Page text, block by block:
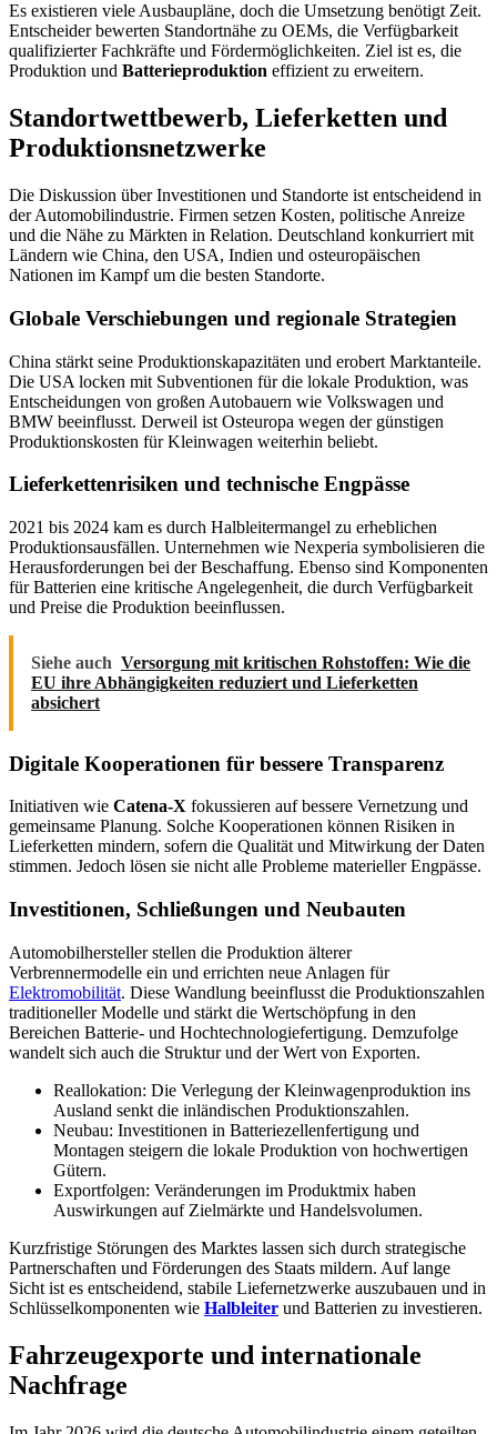
Es existieren viele Ausbaupläne, doch die Umsetzung benötigt Zeit.
Entscheider bewerten Standortnähe zu OEMs, die Verfügbarkeit
qualifizierter Fachkräfte und Fördermöglichkeiten. Ziel ist es, die
Produktion und Batterieproduktion effizient zu erweitern.
Standortwettbewerb, Lieferketten und
Produktionsnetzwerke
Die Diskussion über Investitionen und Standorte ist entscheidend in
der Automobilindustrie. Firmen setzen Kosten, politische Anreize
und die Nähe zu Märkten in Relation. Deutschland konkurriert mit
Ländern wie China, den USA, Indien und osteuropäischen
Nationen im Kampf um die besten Standorte.
Globale Verschiebungen und regionale Strategien
China stärkt seine Produktionskapazitäten und erobert Marktanteile.
Die USA locken mit Subventionen für die lokale Produktion, was
Entscheidungen von großen Autobauern wie Volkswagen und
BMW beeinflusst. Derweil ist Osteuropa wegen der günstigen
Produktionskosten für Kleinwagen weiterhin beliebt.
Lieferkettenrisiken und technische Engpässe
2021 bis 2024 kam es durch Halbleitermangel zu erheblichen
Produktionsausfällen. Unternehmen wie Nexperia symbolisieren die
Herausforderungen bei der Beschaffung. Ebenso sind Komponenten
für Batterien eine kritische Angelegenheit, die durch Verfügbarkeit
und Preise die Produktion beeinflussen.
Siehe auch Versorgung mit kritischen Rohstoffen: Wie die
EU ihre Abhängigkeiten reduziert und Lieferketten
absichert
Digitale Kooperationen für bessere Transparenz
Initiativen wie Catena‑X fokussieren auf bessere Vernetzung und
gemeinsame Planung. Solche Kooperationen können Risiken in
Lieferketten mindern, sofern die Qualität und Mitwirkung der Daten
stimmen. Jedoch lösen sie nicht alle Probleme materieller Engpässe.
Investitionen, Schließungen und Neubauten
Automobilhersteller stellen die Produktion älterer
Verbrennermodelle ein und errichten neue Anlagen für
Elektromobilität. Diese Wandlung beeinflusst die Produktionszahlen
traditioneller Modelle und stärkt die Wertschöpfung in den
Bereichen Batterie- und Hochtechnologiefertigung. Demzufolge
wandelt sich auch die Struktur und der Wert von Exporten.
Reallokation: Die Verlegung der Kleinwagenproduktion ins
Ausland senkt die inländischen Produktionszahlen.
Neubau: Investitionen in Batteriezellenfertigung und
Montagen steigern die lokale Produktion von hochwertigen
Gütern.
Exportfolgen: Veränderungen im Produktmix haben
Auswirkungen auf Zielmärkte und Handelsvolumen.
Kurzfristige Störungen des Marktes lassen sich durch strategische
Partnerschaften und Förderungen des Staats mildern. Auf lange
Sicht ist es entscheidend, stabile Liefernetzwerke auszubauen und in
Schlüsselkomponenten wie Halbleiter und Batterien zu investieren.
Fahrzeugexporte und internationale
Nachfrage